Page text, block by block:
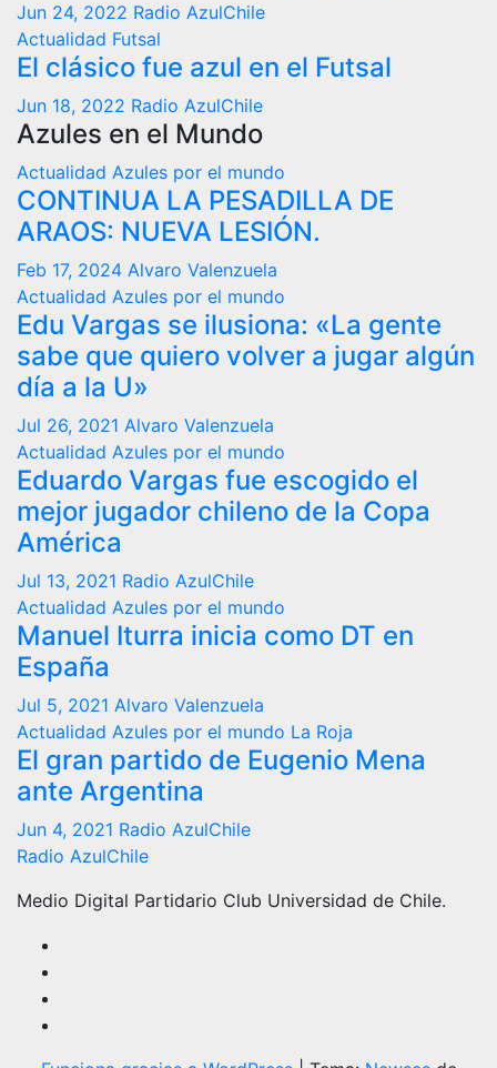
Jun 24, 2022 Radio AzulChile
Actualidad Futsal
El clásico fue azul en el Futsal
Jun 18, 2022 Radio AzulChile
Azules en el Mundo
Actualidad Azules por el mundo
CONTINUA LA PESADILLA DE
ARAOS: NUEVA LESIÓN.
Feb 17, 2024 Alvaro Valenzuela
Actualidad Azules por el mundo
Edu Vargas se ilusiona: «La gente
sabe que quiero volver a jugar algún
día a la U»
Jul 26, 2021 Alvaro Valenzuela
Actualidad Azules por el mundo
Eduardo Vargas fue escogido el
mejor jugador chileno de la Copa
América
Jul 13, 2021 Radio AzulChile
Actualidad Azules por el mundo
Manuel Iturra inicia como DT en
España
Jul 5, 2021 Alvaro Valenzuela
Actualidad Azules por el mundo La Roja
El gran partido de Eugenio Mena
ante Argentina
Jun 4, 2021 Radio AzulChile
Radio AzulChile
Medio Digital Partidario Club Universidad de Chile.